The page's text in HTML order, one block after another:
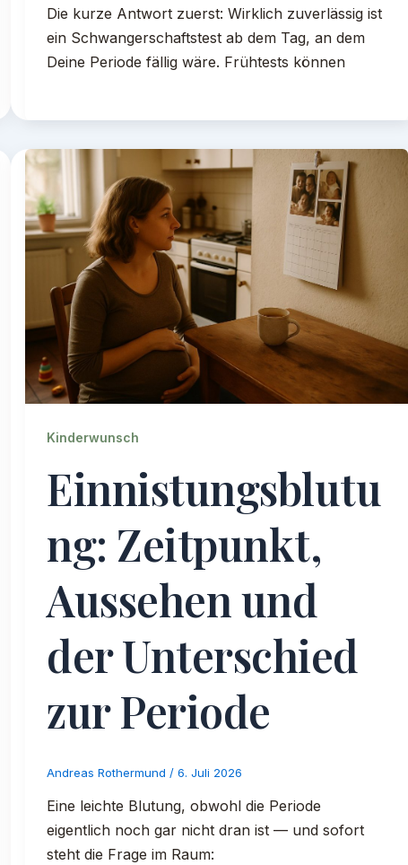
Die kurze Antwort zuerst: Wirklich zuverlässig ist
ein Schwangerschaftstest ab dem Tag, an dem
Deine Periode fällig wäre. Frühtests können
Kinderwunsch
Einnistungsblutu
ng: Zeitpunkt,
Aussehen und
der Unterschied
zur Periode
Andreas Rothermund /6. Juli 2026
Eine leichte Blutung, obwohl die Periode
eigentlich noch gar nicht dran ist — und sofort
steht die Frage im Raum: